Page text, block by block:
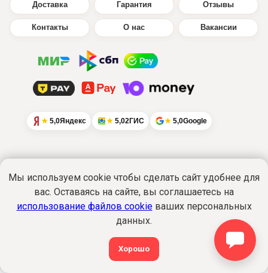
Доставка Гарантия Отзывы
Контакты О нас Вакансии
5,0Яндекс 5,02ГИС 5,0Google
Интернет-сайтwww.ikratut.ruносит
исключительно информационный характер
и не является публичной офертой...
Подробнее
Политика обработки персональных данных
©2015-2026 Все права защищены. ИкраТуТ!
®
shop@ikratut.ru
Мы используем cookie чтобы сделать сайт удобнее для
вас. Оставаясь на сайте, вы соглашаетесь на
использование файлов cookieваших персональных
данных.
Хорошо